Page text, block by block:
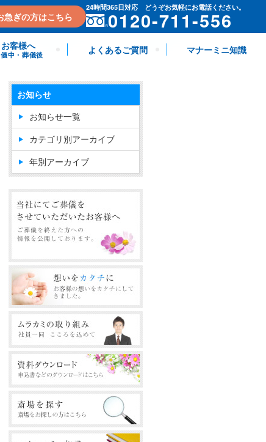
急ぎの方はこちら
24時間365日対応 どうぞお気軽にお電話ください。
0120-711-556
お客様へ
中・葬儀後 よくあるご質問 マナーミニ知識
お知らせ
お知らせ一覧
カテゴリ別アーカイブ
年別アーカイブ